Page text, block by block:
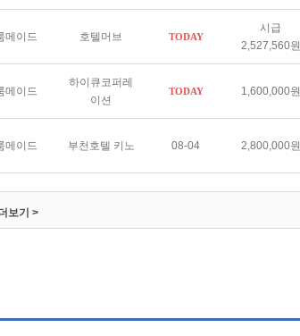
메이드 호텔머브 TODAY
시급
2,527,560원
메이드
하이큐코퍼레
이션
TODAY 1,600,000원
메이드 부천호텔 키노 08-04 2,800,000원
보기 >